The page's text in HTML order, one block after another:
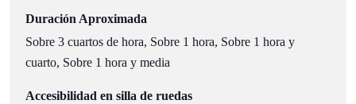
Duración Aproximada
Sobre 3 cuartos de hora, Sobre 1 hora, Sobre 1 hora y
cuarto, Sobre 1 hora y media
Accesibilidad en silla de ruedas